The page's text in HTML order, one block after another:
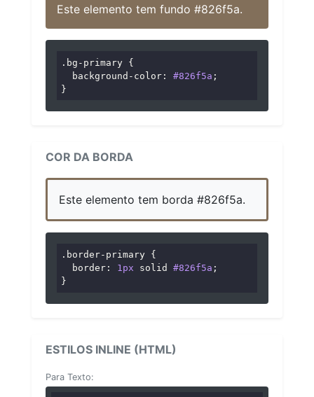
Este elemento tem fundo #826f5a.
.bg-primary {
background-color : #826f5a ;
}
COR DA BORDA
Este elemento tem borda #826f5a.
.border-primary {
border : 1px solid #826f5a ;
}
ESTILOS INLINE (HTML)
Para Texto: